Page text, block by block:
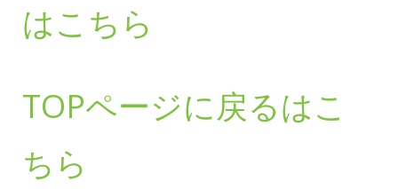
はこちら
TOPページに戻るはこ
ちら